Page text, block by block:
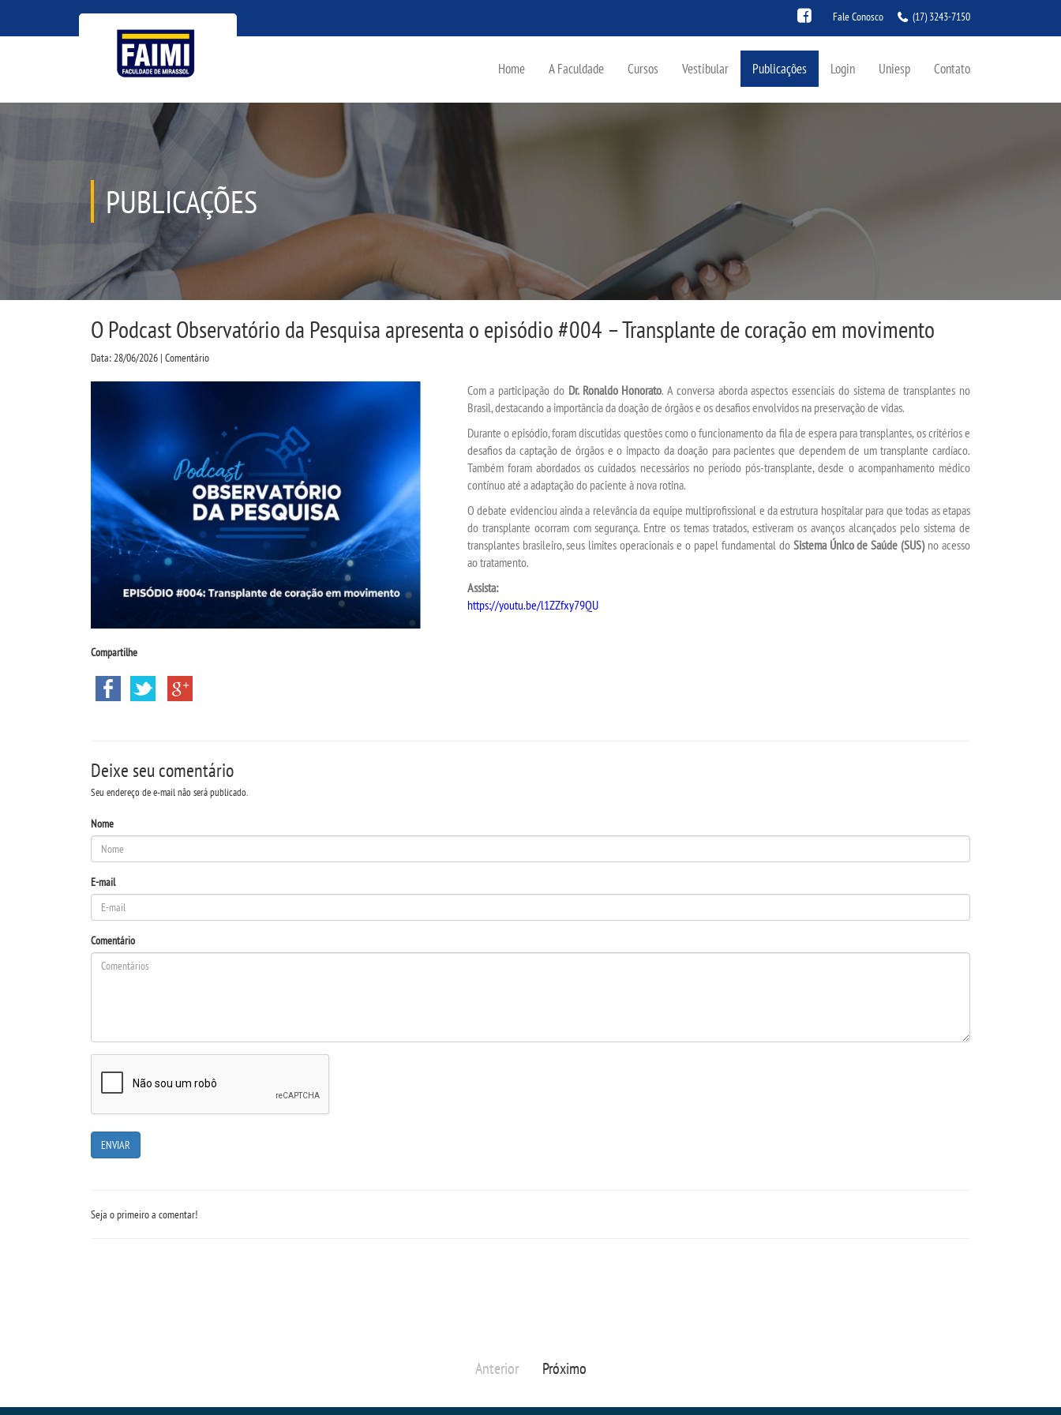
Fale Conosco (17) 3243-7150
Home A Faculdade Cursos Vestibular Publicações Login Uniesp Contato
PUBLICAÇÕES
O Podcast Observatório da Pesquisa apresenta o episódio #004 – Transplante de coração em movimento
Data: 28/06/2026 | Comentário
Compartilhe
Com a participação do Dr. Ronaldo Honorato. A conversa aborda aspectos essenciais do sistema de transplantes no
Brasil, destacando a importância da doação de órgãos e os desafios envolvidos na preservação de vidas.
Durante o episódio, foram discutidas questões como o funcionamento da fila de espera para transplantes, os critérios e
desafios da captação de órgãos e o impacto da doação para pacientes que dependem de um transplante cardíaco.
Também foram abordados os cuidados necessários no período pós-transplante, desde o acompanhamento médico
contínuo até a adaptação do paciente à nova rotina.
O debate evidenciou ainda a relevância da equipe multiprofissional e da estrutura hospitalar para que todas as etapas
do transplante ocorram com segurança. Entre os temas tratados, estiveram os avanços alcançados pelo sistema de
transplantes brasileiro, seus limites operacionais e o papel fundamental do Sistema Único de Saúde (SUS)no acesso
ao tratamento.
Assista:
https://youtu.be/l1ZZfxy79QU
Deixe seu comentário
Seu endereço de e-mail não será publicado.
Nome
E-mail
Comentário
Seja o primeiro a comentar!
Anterior Próximo